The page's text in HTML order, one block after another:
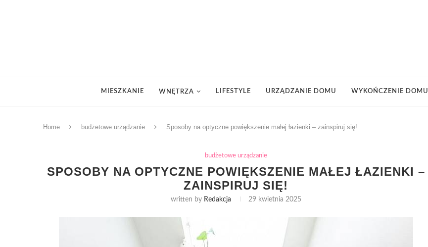
MIESZKANIE WNĘTRZA LIFESTYLE URZĄDZANIE DOMU WYKOŃCZENIE DOMU
Home budżetowe urządzanie Sposoby na optyczne powiększenie małej łazienki – zainspiruj się!
budżetowe urządzanie
SPOSOBY NA OPTYCZNE POWIĘKSZENIE MAŁEJ ŁAZIENKI –
ZAINSPIRUJ SIĘ!
written by Redakcja 29 kwietnia 2025